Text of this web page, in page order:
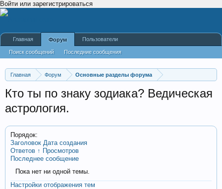
Войти или зарегистрироваться
Главная Форум Основные разделы форума
Кто ты по знаку зодиака? Ведическая
астрология.
Порядок:
Заголовок Дата создания
Ответов ↑ Просмотров
Последнее сообщение
Пока нет ни одной темы.
Настройки отображения тем
Главная Форум
Поиск сообщений Последние сообщения
Пользователи